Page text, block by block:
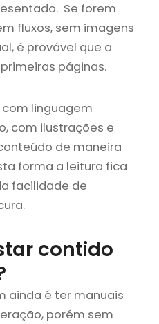
Se forem
fluxos, sem imagens
é provável que a
páginas.
linguagem
com ilustrações e
de maneira
forma a leitura fica
facilidade de
contido
ainda é ter manuais
porém sem